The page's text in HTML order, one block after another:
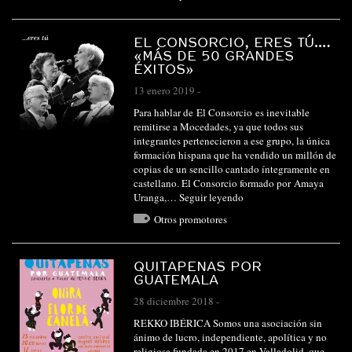
EL CONSORCIO, ERES TÚ….
«MÁS DE 50 GRANDES
ÉXITOS»
13 enero 2019 -
Para hablar de El Consorcio es inevitable
remitirse a Mocedades, ya que todos sus
integrantes pertenecieron a ese grupo, la única
formación hispana que ha vendido un millón de
copias de un sencillo cantado íntegramente en
castellano. El Consorcio formado por Amaya
Uranga,… Seguir leyendo
Otros promotores
QUITAPENAS POR
GUATEMALA
28 diciembre 2018 -
REKKO IBÉRICA Somos una asociación sin
ánimo de lucro, independiente, apolítica y no